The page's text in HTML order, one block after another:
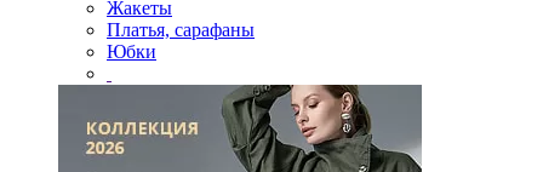
Жакеты
Платья, сарафаны
Юбки